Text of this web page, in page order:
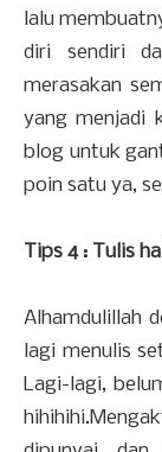
lalu
diri sendiri
merasakan
yang menjadi
blog untuk
poin satu ya,
Tips 4 : Tulis
Alhamdulillah
lagi menulis
Lagi-lagi,